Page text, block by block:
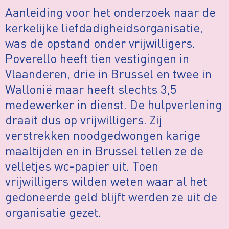
Aanleiding voor het onderzoek naar de
kerkelijke liefdadigheidsorganisatie,
was de opstand onder vrijwilligers.
Poverello heeft tien vestigingen in
Vlaanderen, drie in Brussel en twee in
Wallonië maar heeft slechts 3,5
medewerker in dienst. De hulpverlening
draait dus op vrijwilligers. Zij
verstrekken noodgedwongen karige
maaltijden en in Brussel tellen ze de
velletjes wc-papier uit. Toen
vrijwilligers wilden weten waar al het
gedoneerde geld blijft werden ze uit de
organisatie gezet.